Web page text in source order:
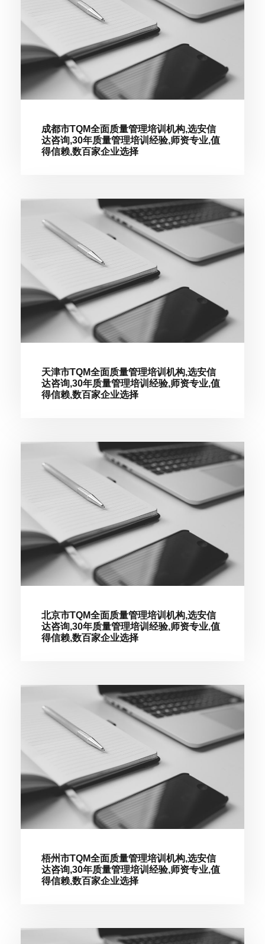
成都市TQM全面质量管理培训机构,选安信
达咨询,30年质量管理培训经验,师资专业,值
得信赖,数百家企业选择
天津市TQM全面质量管理培训机构,选安信
达咨询,30年质量管理培训经验,师资专业,值
得信赖,数百家企业选择
北京市TQM全面质量管理培训机构,选安信
达咨询,30年质量管理培训经验,师资专业,值
得信赖,数百家企业选择
梧州市TQM全面质量管理培训机构,选安信
达咨询,30年质量管理培训经验,师资专业,值
得信赖,数百家企业选择